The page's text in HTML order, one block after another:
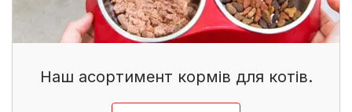
Наш асортимент кормів для котів.